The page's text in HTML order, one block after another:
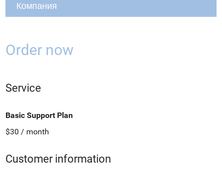
Компания
Order now
Service
Basic Support Plan
$30 / month
Customer information